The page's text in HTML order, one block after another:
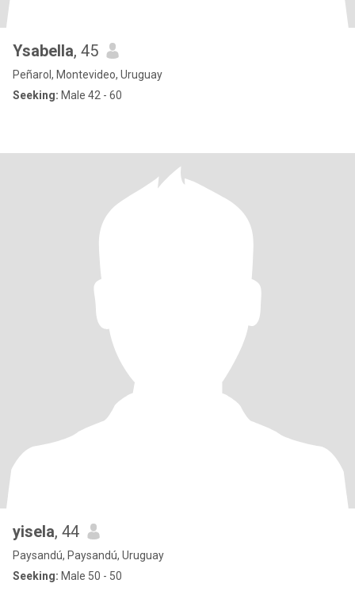
Ysabella, 45
Peñarol, Montevideo, Uruguay
Seeking: Male 42 - 60
yisela, 44
Paysandú, Paysandú, Uruguay
Seeking: Male 50 - 50